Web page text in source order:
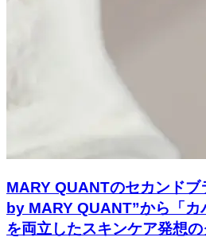
MARY QUANTのセカンド
by MARY QUANT”から「カ
を両立したスキンケア発想